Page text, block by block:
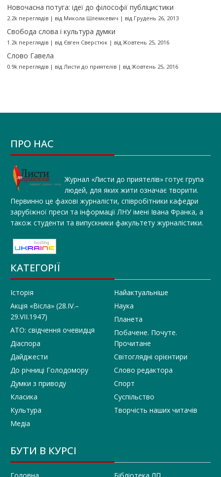
Новочасна потуга: ідеї до філософії публіцистики
2.2k переглядів| від Микола Шлемкевич | від Грудень 26, 2013
Свобода слова і культура думки
1.2k переглядів| від Євген Сверстюк| від Жовтень 25, 2016
Слово Гавела
0.9k переглядів| від Листи до приятелів| від Жовтень 25, 2016
ПРО НАС
Журнал «Листи до приятелів» готує група
людей, для яких жити означає творити.
Первинно це фахові журналісти, співробітники кафедри
зарубіжної преси та інформації ЛНУ імені Івана Франка, а
також студенти та випускники факультету журналістики.
КАТЕГОРІЇ
Історія
Акція «Вісла» (28.IV.–
29.VII.1947)
АТО: свідчення очевидця
Діаспора
Дайджести
До річниці Голодомору
Думки з приводу
Класика
Культура
Медіа
Найактуальніше
Наука
Планета
Побачене. Почуте.
Прочитане
Світоглядні орієнтири
Слово редактора
Спорт
Суспільство
Творчість наших читачів
БУТИ В КУРСІ